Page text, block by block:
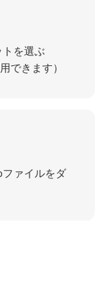
を選ぶ
できます）
ァイルをダ